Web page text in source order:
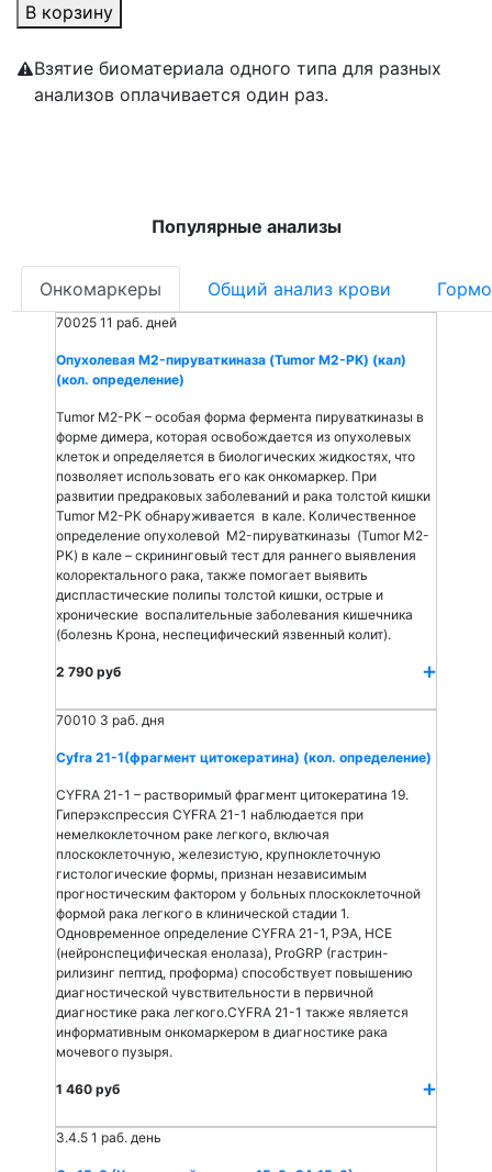
В корзину
Взятие биоматериала одного типа для разных
анализов оплачивается один раз.
Популярные анализы
Онкомаркеры Общий анализ крови
70025 11 раб. дней
Опухолевая M2-пируваткиназа (Tumor M2-PK) (кал)
(кол. определение)
Tumor M2-PK – особая форма фермента пируваткиназы в
форме димера, которая освобождается из опухолевых
клеток и определяется в биологических жидкостях, что
позволяет использовать его как онкомаркер. При
развитии предраковых заболеваний и рака толстой кишки
Tumor M2-PK обнаруживается в кале. Количественное
определение опухолевой M2-пируваткиназы (Tumor M2-
PK) в кале – скрининговый тест для раннего выявления
колоректального рака, также помогает выявить
диспластические полипы толстой кишки, острые и
хронические воспалительные заболевания кишечника
(болезнь Крона, неспецифический язвенный колит).
2 790 руб
70010 3 раб. дня
Cyfra 21-1(фрагмент цитокератина) (кол. определение)
CYFRA 21-1 – растворимый фрагмент цитокератина 19.
Гиперэкспрессия CYFRA 21-1 наблюдается при
немелкоклеточном раке легкого, включая
плоскоклеточную, железистую, крупноклеточную
гистологические формы, признан независимым
прогностическим фактором у больных плоскоклеточной
формой рака легкого в клинической стадии 1.
Одновременное определение CYFRA 21-1, РЭА, НСЕ
(нейронспецифическая енолаза), ProGRP (гастрин-
рилизинг пептид, проформа) способствует повышению
диагностической чувствительности в первичной
диагностике рака легкого.CYFRA 21-1 также является
информативным онкомаркером в диагностике рака
мочевого пузыря.
1 460 руб
3.4.5 1 раб. день